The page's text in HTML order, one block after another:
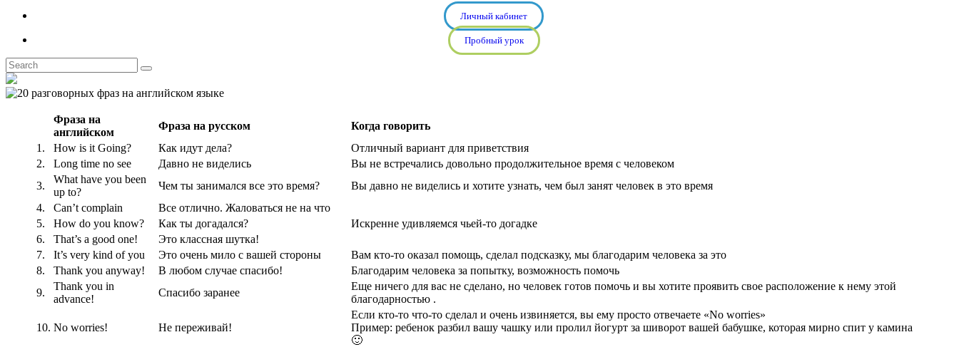
Личный кабинет
Пробный урок
Фраза на
английском
Фраза на русском
Когда говорить
1.
How is it Going? Как идут дела?
Отличный вариант для приветствия
2.
Long time no see Давно не виделись
Вы не встречались довольно продолжительное время с человеком
3.
What have you been
up to?
Чем ты занимался все это время?
Вы давно не виделись и хотите узнать, чем был занят человек в это время
4.
Can’t complain
Все отлично. Жаловаться не на что
5.
How do you know? Как ты догадался?
Искренне удивляемся чьей-то догадке
6.
That’s a good one!
Это классная шутка!
7.
It’s very kind of you Это очень мило с вашей стороны
Вам кто-то оказал помощь, сделал подсказку, мы благодарим человека за это
8.
Thank you anyway! В любом случае спасибо!
Благодарим человека за попытку, возможность помочь
9.
Thank you in
advance!
Спасибо заранее
Еще ничего для вас не сделано, но человек готов помочь и вы хотите проявить свое расположение к нему этой
благодарностью .
10. No worries! Не переживай!
Если кто-то что-то сделал и очень извиняется, вы ему просто отвечаете «No worries»
Пример: ребенок разбил вашу чашку или пролил йогурт за шиворот вашей бабушке, которая мирно спит у камина
🙂